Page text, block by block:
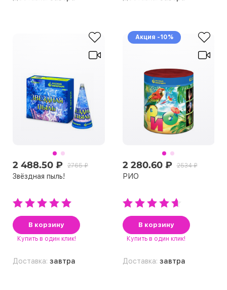
2 488.50 ₽ 2765 ₽
Звёздная пыль!
В корзину
Купить в один клик!
Доставка: завтра
Акция -10%
2 280.60 ₽ 2534 ₽
РИО
В корзину
Купить в один клик!
Доставка: завтра